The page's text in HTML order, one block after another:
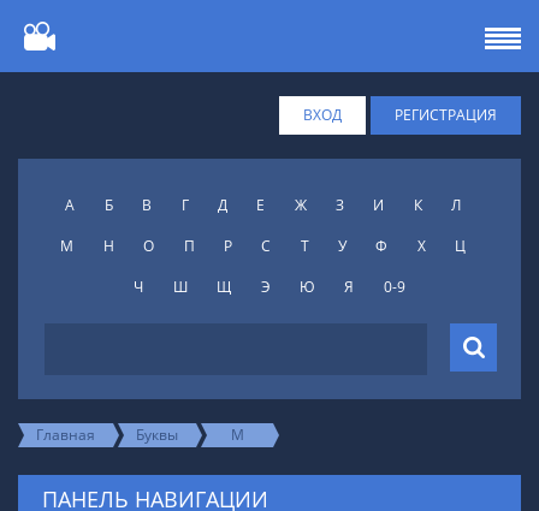
ВХОД РЕГИСТРАЦИЯ
А Б В Г Д Е Ж З И К
Л
М
Н О П Р С Т У Ф X
Ц
Ч
Ш Щ Э Ю Я 0-9
Главная Буквы М
ПАНЕЛЬ НАВИГАЦИИ